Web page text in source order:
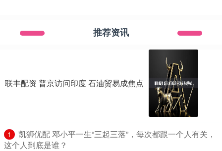
推荐资讯
联丰配资 普京访问印度 石油贸易成焦点
1
​凯狮优配 邓小平一生“三起三落”，每次都跟一个人有关，
这个人到底是谁？